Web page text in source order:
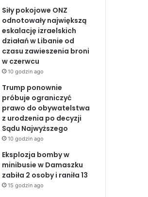
Siły pokojowe ONZ
odnotowały największą
eskalację izraelskich
działań w Libanie od
czasu zawieszenia broni
w czerwcu
10 godzin ago
Trump ponownie
próbuje ograniczyć
prawo do obywatelstwa
z urodzenia po decyzji
Sądu Najwyższego
10 godzin ago
Eksplozja bomby w
minibusie w Damaszku
zabiła 2 osoby i raniła 13
15 godzin ago